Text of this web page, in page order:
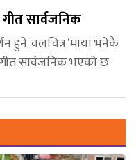
सार्वजनिक
हुने चलचित्र ‘माया भनेकै
गीत सार्वजनिक भएको छ